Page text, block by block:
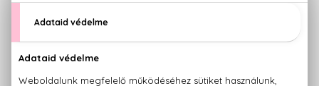
30 ml
10.790 Ft
50 ml
21.490 Ft